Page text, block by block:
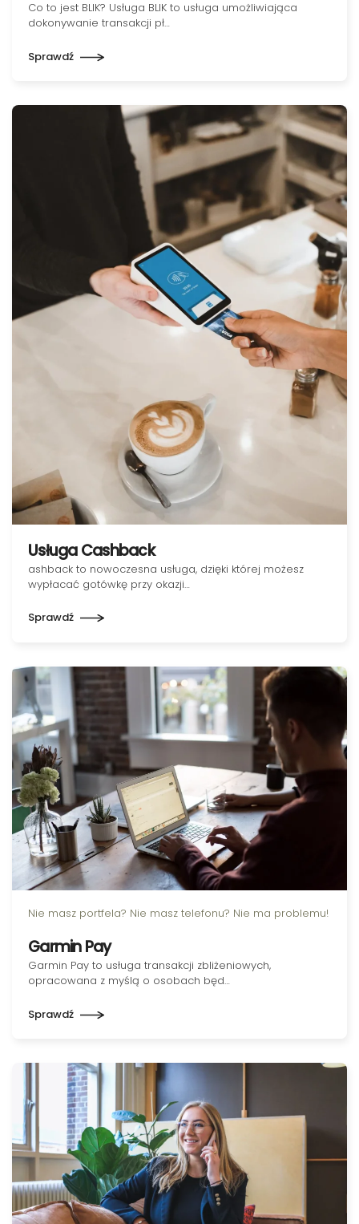
Co to jest BLIK? Usługa BLIK to usługa umożliwiająca
dokonywanie transakcji pł…
Sprawdź
Usługa Cashback
ashback to nowoczesna usługa, dzięki której możesz
wypłacać gotówkę przy okazji…
Sprawdź
Nie masz portfela? Nie masz telefonu? Nie ma problemu!
Garmin Pay
Garmin Pay to usługa transakcji zbliżeniowych,
opracowana z myślą o osobach będ…
Sprawdź